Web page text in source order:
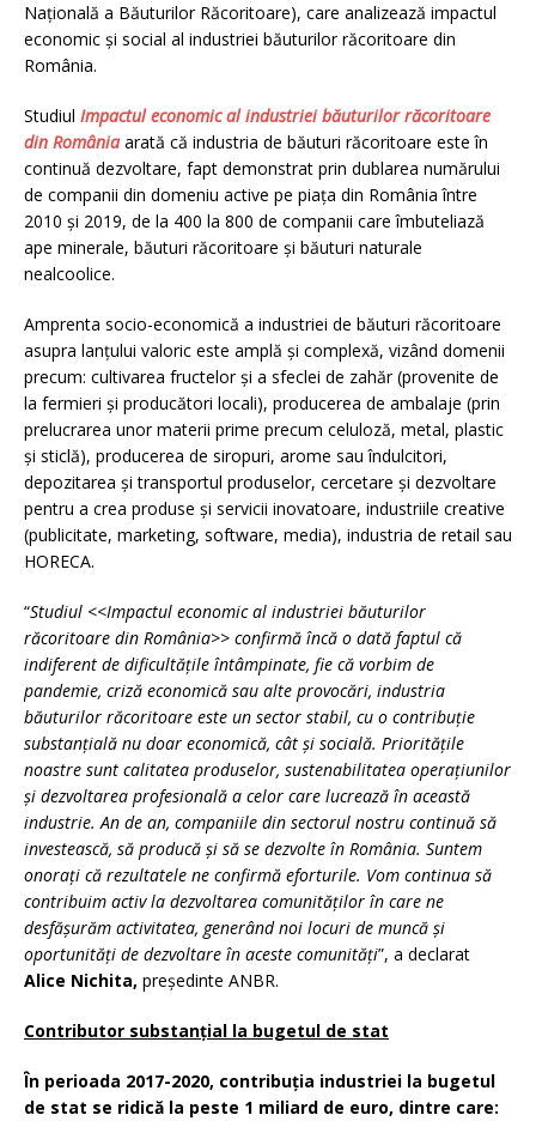
Națională a Băuturilor Răcoritoare), care analizează impactul
economic și social al industriei băuturilor răcoritoare din
România.
Studiul Impactul economic al industriei băuturilor răcoritoare
din România arată că industria de băuturi răcoritoare este în
continuă dezvoltare, fapt demonstrat prin dublarea numărului
de companii din domeniu active pe piața din România între
2010 și 2019, de la 400 la 800 de companii care îmbuteliază
ape minerale, băuturi răcoritoare și băuturi naturale
nealcoolice.
Amprenta socio-economică a industriei de băuturi răcoritoare
asupra lanțului valoric este amplă și complexă, vizând domenii
precum: cultivarea fructelor și a sfeclei de zahăr (provenite de
la fermieri și producători locali), producerea de ambalaje (prin
prelucrarea unor materii prime precum celuloză, metal, plastic
și sticlă), producerea de siropuri, arome sau îndulcitori,
depozitarea și transportul produselor, cercetare și dezvoltare
pentru a crea produse și servicii inovatoare, industriile creative
(publicitate, marketing, software, media), industria de retail sau
HORECA.
“Studiul <<Impactul economic al industriei băuturilor
răcoritoare din România>> confirmă încă o dată faptul că
indiferent de dificultățile întâmpinate, fie că vorbim de
pandemie, criză economică sau alte provocări, industria
băuturilor răcoritoare este un sector stabil, cu o contribuție
substanțială nu doar economică, cât și socială. Prioritățile
noastre sunt calitatea produselor, sustenabilitatea operațiunilor
și dezvoltarea profesională a celor care lucrează în această
industrie. An de an, companiile din sectorul nostru continuă să
investească, să producă și să se dezvolte în România. Suntem
onorați că rezultatele ne confirmă eforturile. Vom continua să
contribuim activ la dezvoltarea comunităților în care ne
desfășurăm activitatea, generând noi locuri de muncă și
oportunități de dezvoltare în aceste comunități”, a declarat
Alice Nichita, președinte ANBR.
Contributor substanțial la bugetul de stat
În perioada 2017-2020, contribuția industriei la bugetul
de stat se ridică la peste 1 miliard de euro, dintre care: